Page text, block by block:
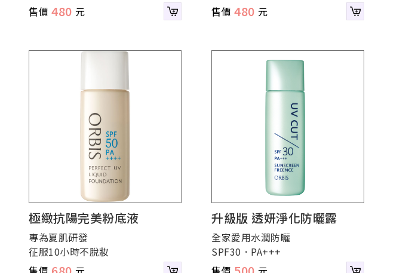
480 480
極緻抗陽完美粉底液
專為夏肌研發
征服10小時不脫妝
升級版 透妍淨化防曬露
全家愛用水潤防曬
SPF30．PA+++